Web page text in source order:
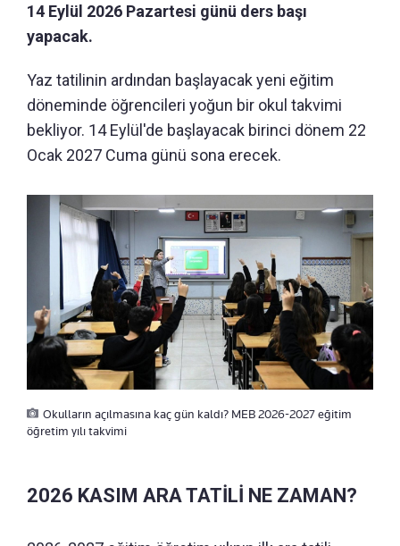
14 Eylül 2026 Pazartesi günü ders başı
yapacak.
Yaz tatilinin ardından başlayacak yeni eğitim
döneminde öğrencileri yoğun bir okul takvimi
bekliyor. 14 Eylül'de başlayacak birinci dönem 22
Ocak 2027 Cuma günü sona erecek.
Okulların açılmasına kaç gün kaldı? MEB 2026-2027 eğitim
öğretim yılı takvimi
2026 KASIM ARA TATİLİ NE ZAMAN?